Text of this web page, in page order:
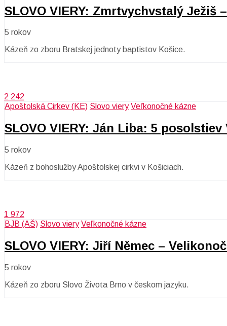
SLOVO VIERY: Zmrtvychvstalý Ježiš
5 rokov
Kázeň zo zboru Bratskej jednoty baptistov Košice.
2 242
Apoštolská Cirkev (KE) Slovo viery Veľkonočné kázne
SLOVO VIERY: Ján Liba: 5
5 rokov
Kázeň z bohoslužby Apoštolskej cirkvi v Košiciach.
1 972
BJB (AŠ) Slovo viery Veľkonočné kázne
SLOVO VIERY: Jiří Němec –
5 rokov
Kázeň zo zboru Slovo Života Brno v českom jazyku.